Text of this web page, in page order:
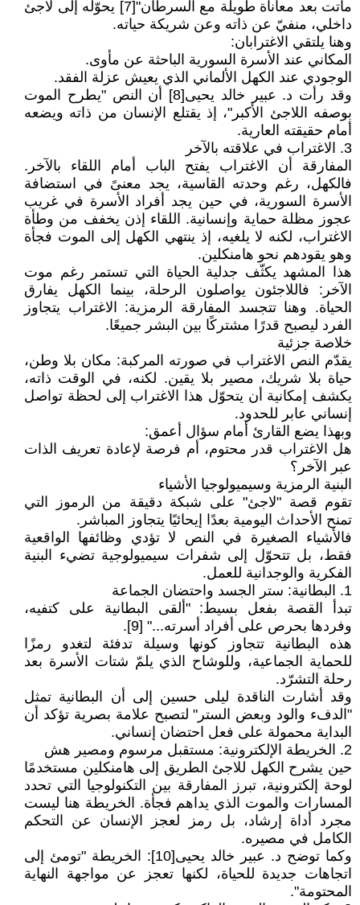
ماتت بعد معاناة طويلة مع السرطان"[7] يحوّله إلى لاجئ
داخلي، منفيّ عن ذاته وعن شريكة حياته.
وهنا يلتقي الاغترابان:
المكاني عند الأسرة السورية الباحثة عن مأوى.
الوجودي عند الكهل الألماني الذي يعيش عزلة الفقد.
وقد رأت د. عبير خالد يحيى[8] أن النص "يطرح الموت
بوصفه اللاجئ الأكبر"، إذ يقتلع الإنسان من ذاته ويضعه
أمام حقيقته العارية.
3. الاغتراب في علاقته بالآخر
المفارقة أن الاغتراب يفتح الباب أمام اللقاء بالآخر.
فالكهل، رغم وحدته القاسية، يجد معنىً في استضافة
الأسرة السورية، في حين يجد أفراد الأسرة في غريب
عجوز مظلة حماية وإنسانية. اللقاء إذن يخفف من وطأة
الاغتراب، لكنه لا يلغيه، إذ ينتهي الكهل إلى الموت فجأة
وهو يقودهم نحو هامنكلين.
هذا المشهد يكثّف جدلية الحياة التي تستمر رغم موت
الآخر: فاللاجئون يواصلون الرحلة، بينما الكهل يفارق
الحياة. وهنا تتجسد المفارقة الرمزية: الاغتراب يتجاوز
الفرد ليصبح قدرًا مشتركًا بين البشر جميعًا.
خلاصة جزئية
يقدّم النص الاغتراب في صورته المركبة: مكان بلا وطن،
حياة بلا شريك، مصير بلا يقين. لكنه، في الوقت ذاته،
يكشف إمكانية أن يتحوّل هذا الاغتراب إلى لحظة تواصل
إنساني عابر للحدود.
وبهذا يضع القارئ أمام سؤال أعمق:
هل الاغتراب قدر محتوم، أم فرصة لإعادة تعريف الذات
عبر الآخر؟
البنية الرمزية وسيميولوجيا الأشياء
تقوم قصة "لاجئ" على شبكة دقيقة من الرموز التي
تمنح الأحداث اليومية بعدًا إيحائيًا يتجاوز المباشر.
فالأشياء الصغيرة في النص لا تؤدي وظائفها الواقعية
فقط، بل تتحوّل إلى شفرات سيميولوجية تضيء البنية
الفكرية والوجدانية للعمل.
1. البطانية: ستر الجسد واحتضان الجماعة
تبدأ القصة بفعل بسيط: "ألقى البطانية على كتفيه،
وفردها بحرص على أفراد أسرته..." [9].
هذه البطانية تتجاوز كونها وسيلة تدفئة لتغدو رمزًا
للحماية الجماعية، وللوشاح الذي يلمّ شتات الأسرة بعد
رحلة التشرّد.
وقد أشارت الناقدة ليلى حسين إلى أن البطانية تمثل
"الدفء والود وبعض الستر" لتصبح علامة بصرية تؤكد أن
البداية محمولة على فعل احتضان إنساني.
2. الخريطة الإلكترونية: مستقبل مرسوم ومصير هش
حين يشرح الكهل للاجئ الطريق إلى هامنكلين مستخدمًا
لوحة إلكترونية، تبرز المفارقة بين التكنولوجيا التي تحدد
المسارات والموت الذي يداهم فجأة. الخريطة هنا ليست
مجرد أداة إرشاد، بل رمز لعجز الإنسان عن التحكم
الكامل في مصيره.
وكما توضح د. عبير خالد يحيى[10]: الخريطة "تومئ إلى
اتجاهات جديدة للحياة، لكنها تعجز عن مواجهة النهاية
المحتومة".